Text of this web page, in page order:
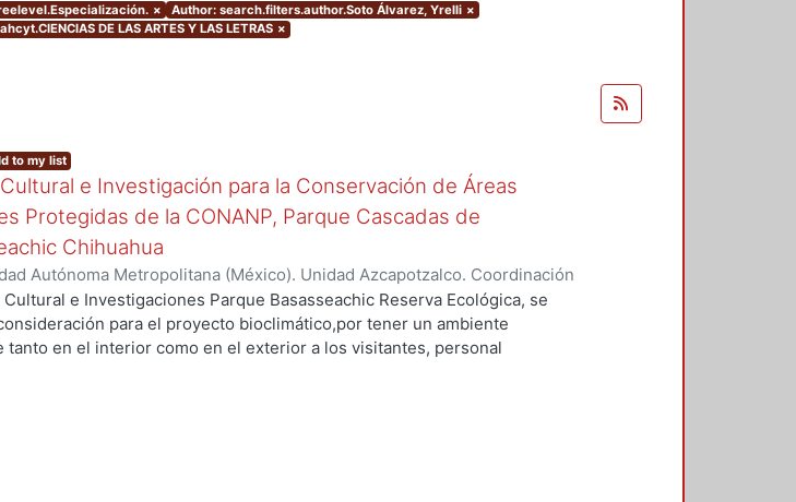
× Author: search.filters.author.Soto Álvarez, Yrelli ×
DE LAS ARTES Y LAS LETRAS ×
to my list
e Investigación para la Conservación de Áreas
Protegidas de la CONANP, Parque Cascadas de
Chihuahua
Autónoma Metropolitana (México). Unidad Azcapotzalco. Coordinación
de Información.,2009-12)Soto Álvarez, Yrelli
Cultural e Investigaciones Parque Basasseachic Reserva Ecológica, se
para el proyecto bioclimático,por tener un ambiente
tanto en el interior como en el exterior a los visitantes, personal